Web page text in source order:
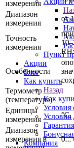
Пункт
Акции
Блог
Как купить
Назад
Как
Условия
Условия
Компания
измерения
Диапазон
измерения
от
Точность
измерения
Особенности
Термометр
(температура)
Единицы
измерения
°C,
Диапазон
измерения в